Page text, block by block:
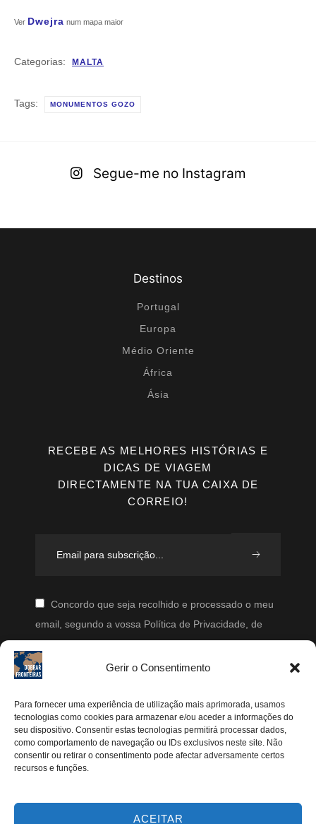
Gerir o Consentimento
Para fornecer uma experiência de utilização mais aprimorada, usamos
tecnologias como cookies para armazenar e/ou aceder a informações do
seu dispositivo. Consentir estas tecnologias permitirá processar dados,
como comportamento de navegação ou IDs exclusivos neste site. Não
consentir ou retirar o consentimento pode afectar adversamente certos
recursos e funções.
ACEITAR
Ver Dwejra num mapa maior
Categorias: MALTA
Tags: MONUMENTOS GOZO
Segue-me no Instagram
Destinos
Portugal
Europa
Médio Oriente
África
Ásia
RECEBE AS MELHORES HISTÓRIAS E
DICAS DE VIAGEM
DIRECTAMENTE NA TUA CAIXA DE
CORREIO!
Concordo que seja recolhido e processado o meu
email, segundo a vossa Política de Privacidade, de
modo a que posteriormente possam enviar-me emails
periodicamente.
Segue-me
Instagram
Pinterest
Youtube